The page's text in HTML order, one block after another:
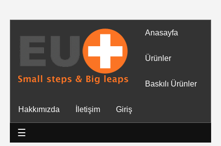
Anasayfa
Ürünler
Baskılı Ürünler
Hakkımızda İletişim Giriş
☰
Tüm
Ürünler
Mendiller